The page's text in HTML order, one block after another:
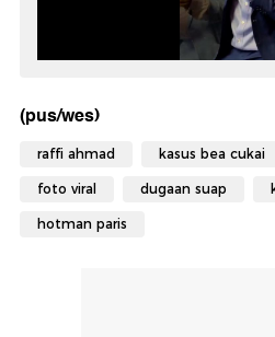
(pus/wes)
raffi ahmad kasus bea cukai
foto viral dugaan suap
hotman paris